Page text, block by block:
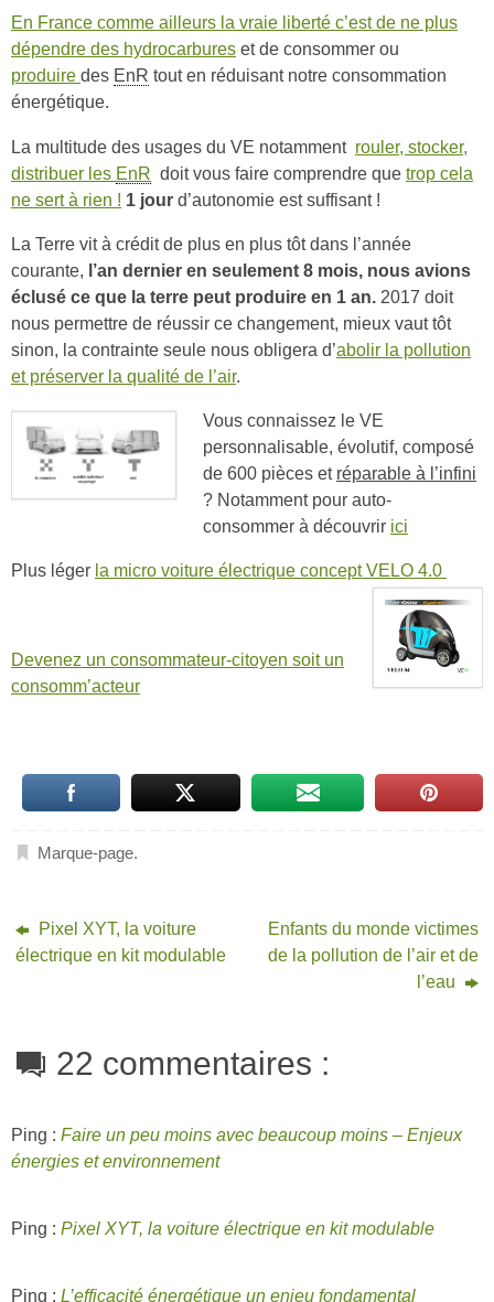
En France comme ailleurs la vraie liberté c’est de ne plus
dépendre des hydrocarbures et de consommer ou
produire des EnR tout en réduisant notre consommation
énergétique.
La multitude des usages du VE notamment rouler, stocker,
distribuer les EnR doit vous faire comprendre que trop cela
ne sert à rien ! 1 jour d’autonomie est suffisant !
La Terre vit à crédit de plus en plus tôt dans l’année
courante, l’an dernier en seulement 8 mois, nous avions
éclusé ce que la terre peut produire en 1 an. 2017 doit
nous permettre de réussir ce changement, mieux vaut tôt
sinon, la contrainte seule nous obligera d’abolir la pollution
et préserver la qualité de l’air.
Vous connaissez le VE
personnalisable, évolutif, composé
de 600 pièces et réparable à l’infini
? Notamment pour auto-
consommer à découvrir ici
Plus léger la micro voiture électrique concept VELO 4.0
Devenez un consommateur-citoyen soit un
consomm’acteur
Marque-page.
Pixel XYT, la voiture
électrique en kit modulable
Enfants du monde victimes
de la pollution de l’air et de
l’eau
22 commentaires :
Ping : Faire un peu moins avec beaucoup moins – Enjeux
énergies et environnement
Ping : Pixel XYT, la voiture électrique en kit modulable
Ping : L’efficacité énergétique un enjeu fondamental